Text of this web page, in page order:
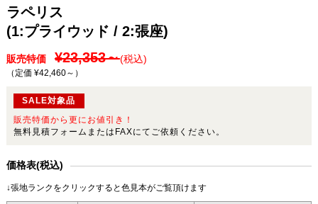
ラペリス
(1:プライウッド / 2:張座)
販売特価 ¥23,353～(税込)
（定価 ¥42,460～ ）
SALE対象品
販売特価から更にお値引き！
無料見積フォームまたはFAXにてご依頼ください。
価格表(税込)
↓張地ランクをクリックすると色見本がご覧頂けます